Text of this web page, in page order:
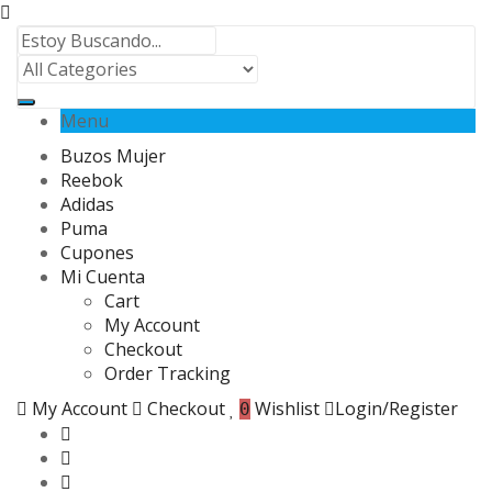
Menu
Buzos Mujer
Reebok
Adidas
Puma
Cupones
Mi Cuenta
Cart
My Account
Checkout
Order Tracking
My Account
Checkout 0 Wishlist Login/Register